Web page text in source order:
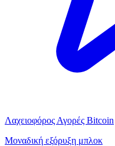
Λαχειοφόρος Αγορές Bitcoin
Μοναδική εξόρυξη μπλοκ